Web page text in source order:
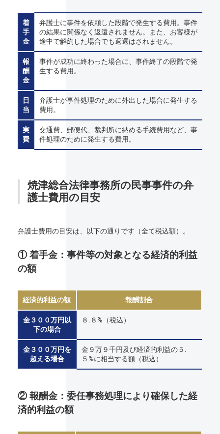
着
手
金
弁護士に事件を依頼した段階で発生する費用。事件
の結果に関係なく返還されません。また、お客様が
途中で解約した場合でも返還はされません。
報
酬
金
事件が成功に終わった場合に、事件終了の段階で発
生する費用。
日
当
弁護士が事件処理のために外出した場合に発生する
費用。
実
費
交通費、郵便代、裁判所に納める手続費用など、事
件処理のために発生する費用。
焼津総合法律事務所の民事事件の弁
護士費用の目安
弁護士費用の目安は、以下の通りです（全て税込額）。
① 着手金：事件等の対象となる経済的利益
の額
経済的利益の額 報酬割合
金３００万円以
下の場合
８.８%（税込）
金３００万円を
超える場合
金９万９千円及び経済的利益の５.
５%に相当する額（税込）
② 報酬金：委任事務処理により確保した経
済的利益の額